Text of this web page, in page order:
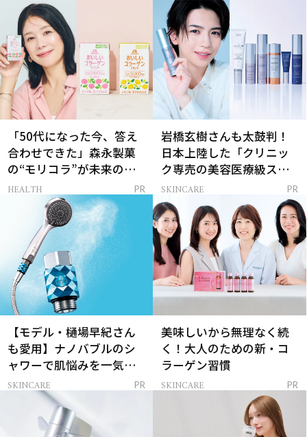
「50代になった今、答え
合わせできた」森永製菓
の“モリコラ”が未来のキ
レイを連れてくる！
HEALTH PR
岩橋玄樹さんも太鼓判！
日本上陸した「クリニッ
ク専売の美容医療級スキ
ンケア」
SKINCARE PR
【モデル・樋場早紀さん
も愛用】ナノバブルのシ
ャワーで肌悩みを一気に
解決
SKINCARE PR
美味しいから無理なく続
く！大人のための新・コ
ラーゲン習慣
SKINCARE PR